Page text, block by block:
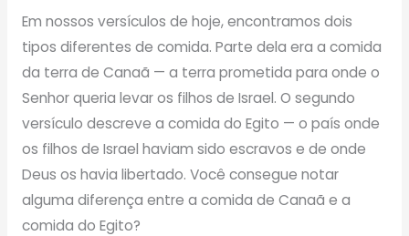
Em nossos versículos de hoje, encontramos dois
tipos diferentes de comida. Parte dela era a comida
da terra de Canaã — a terra prometida para onde o
Senhor queria levar os filhos de Israel. O segundo
versículo descreve a comida do Egito — o país onde
os filhos de Israel haviam sido escravos e de onde
Deus os havia libertado. Você consegue notar
alguma diferença entre a comida de Canaã e a
comida do Egito?